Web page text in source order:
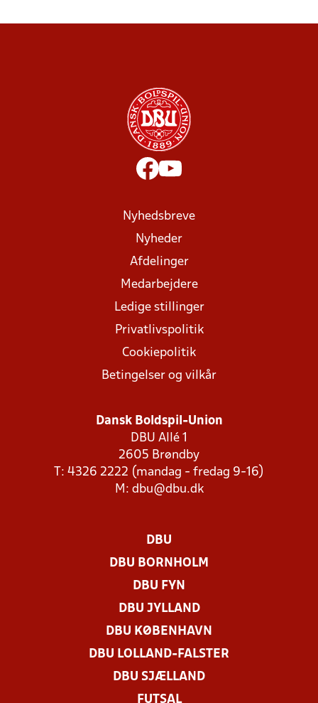
Nyhedsbreve
Nyheder
Afdelinger
Medarbejdere
Ledige stillinger
Privatlivspolitik
Cookiepolitik
Betingelser og vilkår
Dansk Boldspil-Union
DBU Allé 1
2605 Brøndby
T: 4326 2222 (mandag - fredag 9-16)
M: dbu@dbu.dk
DBU
DBU BORNHOLM
DBU FYN
DBU JYLLAND
DBU KØBENHAVN
DBU LOLLAND-FALSTER
DBU SJÆLLAND
FUTSAL